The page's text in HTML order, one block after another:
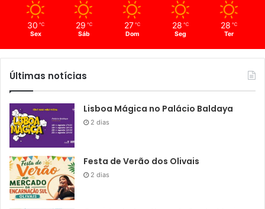
30 ℃
Sex
29 ℃
Sáb
27 ℃
Dom
28 ℃
Seg
28 ℃
Ter
Últimas notícias
Lisboa Mágica no Palácio Baldaya
2 dias
Festa de Verão dos Olivais
2 dias